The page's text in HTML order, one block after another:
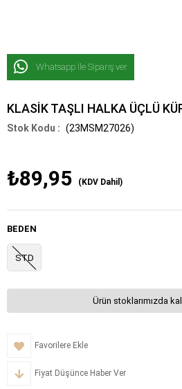
Whatsapp İle Sipariş ver
KLASİK TAŞLI HALKA ÜÇLÜ
(23MSM27026)
₺89,95 (KDV Dahil)
BEDEN
STD
Ürün stoklarımızda
Favorilere Ekle
Fiyat Düşünce Haber Ver